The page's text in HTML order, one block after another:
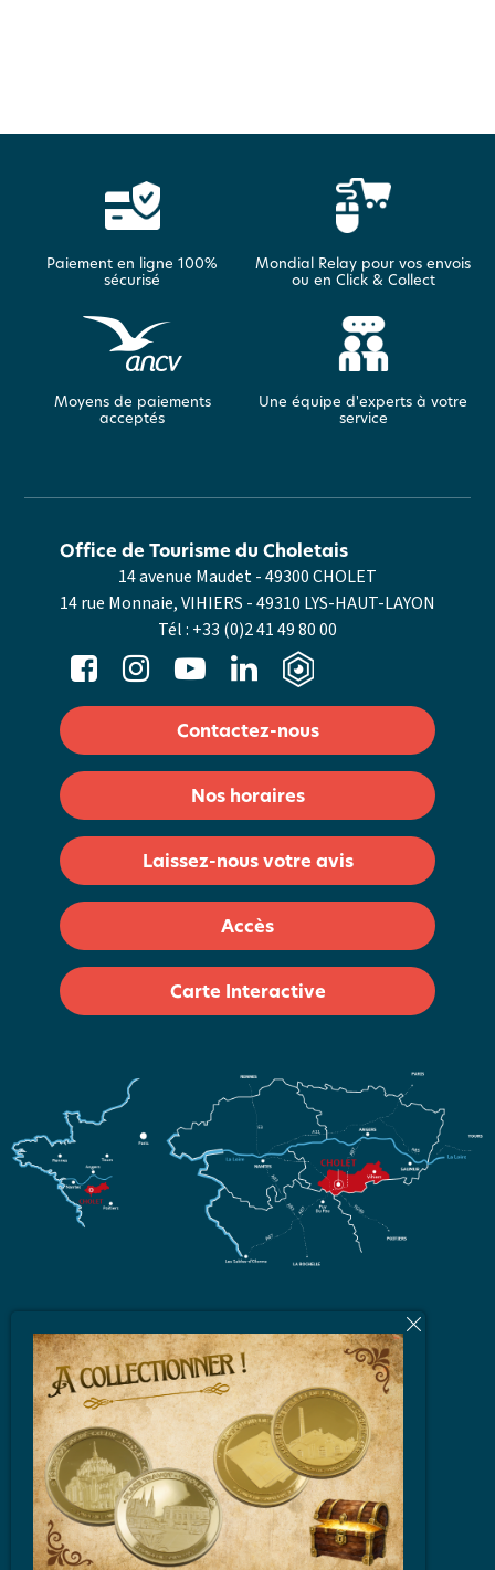
Paiement en ligne 100%
sécurisé
Mondial Relay pour vos envois
ou en Click & Collect
Moyens de paiements
acceptés
Une équipe d'experts à votre
service
14 avenue Maudet - 49300 CHOLET
14 rue Monnaie, VIHIERS - 49310 LYS-HAUT-LAYON
Tél : +33 (0)2 41 49 80 00
Office de Tourisme du Choletais
Contactez-nous
Nos horaires
Laissez-nous votre avis
Accès
Carte Interactive
L'équipe
Brochures et Plans
Vidéos
Espace Partenaires
FAQ